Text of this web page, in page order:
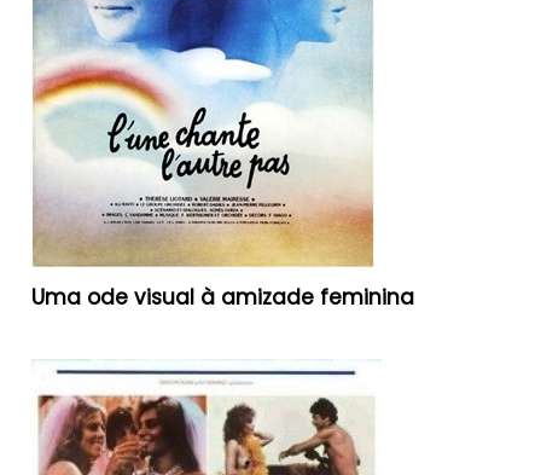
Uma ode visual à amizade feminina